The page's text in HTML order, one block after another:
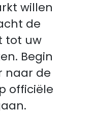
willen
de
tot uw
Begin
naar de
officiële